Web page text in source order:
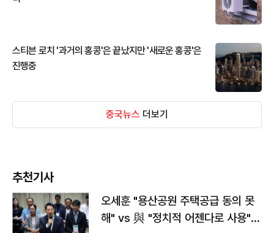
스티븐 로치 '과거의 홍콩'은 끝났지만 '새로운 홍콩'은
진행중
중국뉴스 더보기
추천기사
오세훈 "용산공원 주택공급 동의 못
해" vs 與 "정치적 어젠다로 사용"